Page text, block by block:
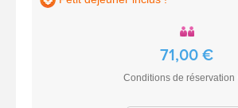
71,00 €
Conditions de réservation